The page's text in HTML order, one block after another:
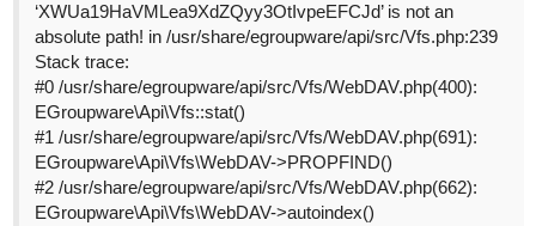
‘XWUa19HaVMLea9XdZQyy3OtIvpeEFCJd’ is not an
absolute path! in /usr/share/egroupware/api/src/Vfs.php:239
Stack trace:
#0 /usr/share/egroupware/api/src/Vfs/WebDAV.php(400):
EGroupware\Api\Vfs::stat()
#1 /usr/share/egroupware/api/src/Vfs/WebDAV.php(691):
EGroupware\Api\Vfs\WebDAV->PROPFIND()
#2 /usr/share/egroupware/api/src/Vfs/WebDAV.php(662):
EGroupware\Api\Vfs\WebDAV->autoindex()